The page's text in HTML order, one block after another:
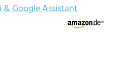
Google Assistant